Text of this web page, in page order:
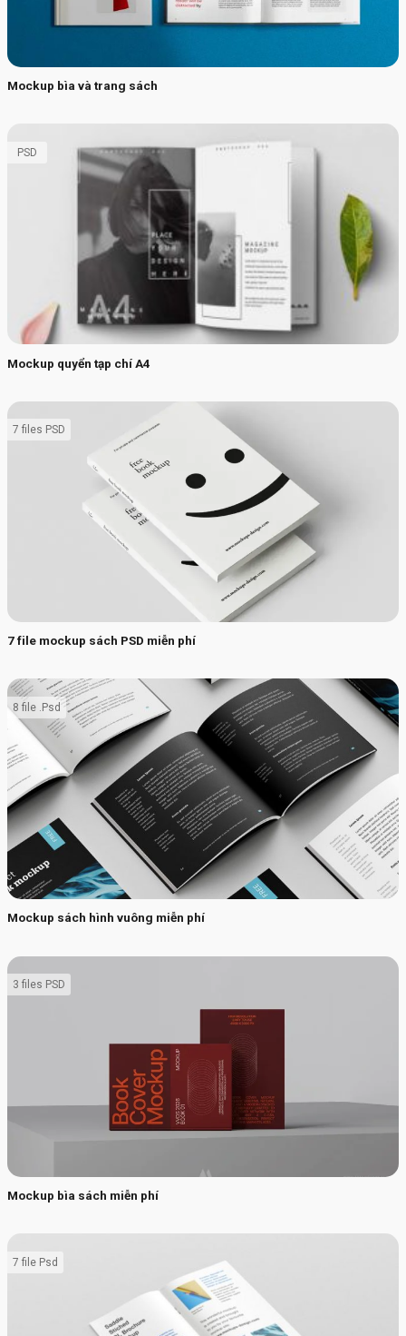
Mockup bìa và trang sách
Mockup quyển tạp chí A4
PSD
7 file mockup sách PSD miễn phí
7 files PSD
Mockup sách hình vuông miễn phí
8 file .Psd
Mockup bìa sách miễn phí
3 files PSD
7 file Psd